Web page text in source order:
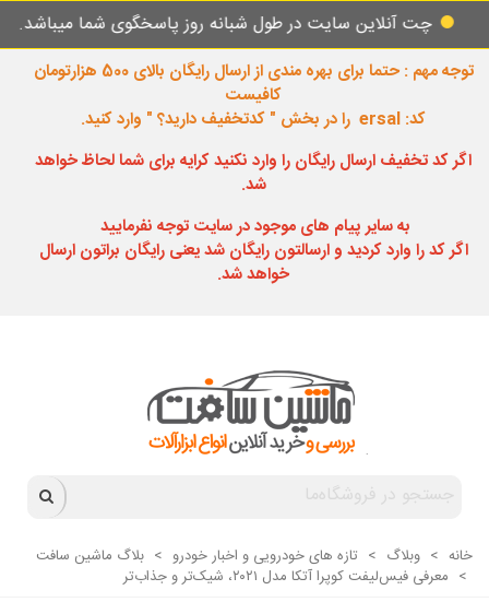
آنلاین سایت در طول شبانه روز پاسخگوی شما میباشد.
توجه مهم : حتما برای بهره مندی از ارسال رایگان بالای 500 هزارتومان
کافیست
کد: ersal را در بخش " کدتخفیف دارید؟ " وارد کنید.
اگر کد تخفیف ارسال رایگان را وارد نکنید کرایه برای شما لحاظ خواهد
شد.
به سایر پیام های موجود در سایت توجه نفرمایید
اگر کد را وارد کردید و ارسالتون رایگان شد یعنی رایگان براتون ارسال
خواهد شد.
خانه > وبلاگ > تازه های خودرویی و اخبار خودرو > بلاگ ماشین سافت
> معرفی فیس‌لیفت کوپرا آتکا مدل ۲۰۲۱، شیک‌تر و جذاب‌تر